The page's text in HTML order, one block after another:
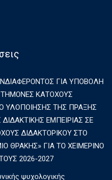
ΓΙΑ ΥΠΟΒΟΛΗ
ΚΑΤΟΧΟΥΣ
ΥΛΟΠΟΙΗΣΗΣ ΤΗΣ ΠΡΑΞΗΣ
ΕΜΠΕΙΡΙΑΣ ΣΕ
ΔΙΔΑΚΤΟΡΙΚΟΥ ΣΤΟ
ΘΡΑΚΗΣ» ΓΙΑ ΤΟ ΧΕΙΜΕΡΙΝΟ
2026-2027
ψυχολογικής